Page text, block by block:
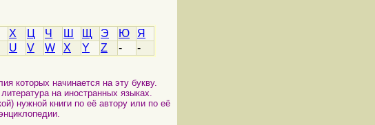
Х Ц Ч Ш Щ Э Ю
Я
U V W X Y Z - -
которых начинается на эту букву.
на иностранных языках.
нужной книги по её автору или по её